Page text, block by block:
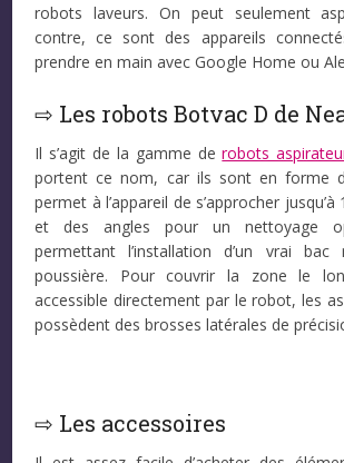
robots laveurs. On peut seulement
contre, ce sont des appareils
prendre en main avec Google Home ou
⇨ Les robots Botvac D de
Il s’agit de la gamme derobots
portent ce nom, car ils sont en forme
permet à l’appareil de s’approcher
et des angles pour un nettoyage
permettant l’installation d’un vrai bac
poussière. Pour couvrir la zone le
accessible directement par le robot, les
possèdent des brosses latérales de
⇨ Les accessoires